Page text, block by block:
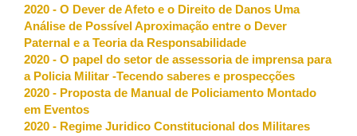
2020 - O Dever de Afeto e o Direito de Danos Uma
Análise de Possível Aproximação entre o Dever
Paternal e a Teoria da Responsabilidade
2020 - O papel do setor de assessoria de imprensa para
a Policia Militar -Tecendo saberes e prospecções
2020 - Proposta de Manual de Policiamento Montado
em Eventos
2020 - Regime Juridico Constitucional dos Militares